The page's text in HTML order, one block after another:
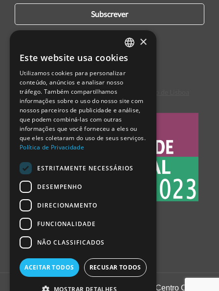
Subscrever
Centro de Arbitragem de Conflitos de Consumo de Lisboa
1999 - 2026Pavilhão do Conhecimento | Centro Ciência
PORTUGUESE
ENGLISH
SPANISH
×
Este website usa cookies
Utilizamos cookies para personalizar
conteúdo, anúncios e analisar nosso
tráfego. Também compartilhamos
informações sobre o uso do nosso site com
nossos parceiros de publicidade e análise,
que podem combiná-las com outras
informações que você forneceu a eles ou
que eles coletaram do uso de seus serviços.
Política de Privacidade
ESTRITAMENTE NECESSÁRIOS
DESEMPENHO
DIRECIONAMENTO
FUNCIONALIDADE
NÃO CLASSIFICADOS
ACEITAR TODOS RECUSAR TODOS
MOSTRAR DETALHES